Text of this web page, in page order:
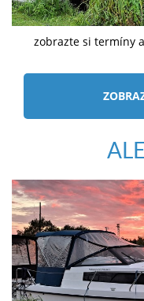
zobrazte si termíny